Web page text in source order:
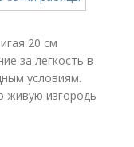
20 см
за легкость в
условиям.
живую изгородь